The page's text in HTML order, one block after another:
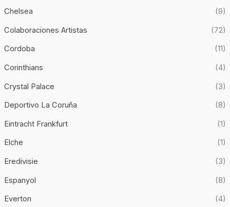
Chelsea (9)
Colaboraciones Artistas (72)
Cordoba (11)
Corinthians (4)
Crystal Palace (3)
Deportivo La Coruña (8)
Eintracht Frankfurt (1)
Elche (1)
Eredivisie (3)
Espanyol (8)
Everton (4)